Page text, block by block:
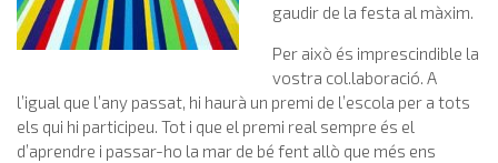
gaudir de la festa al màxim.
Per això és imprescindible la
vostra col.laboració. A
l’igual que l’any passat, hi haurà un premi de l’escola per a tots
els qui hi participeu. Tot i que el premi real sempre és el
d’aprendre i passar-ho la mar de bé fent allò que més ens